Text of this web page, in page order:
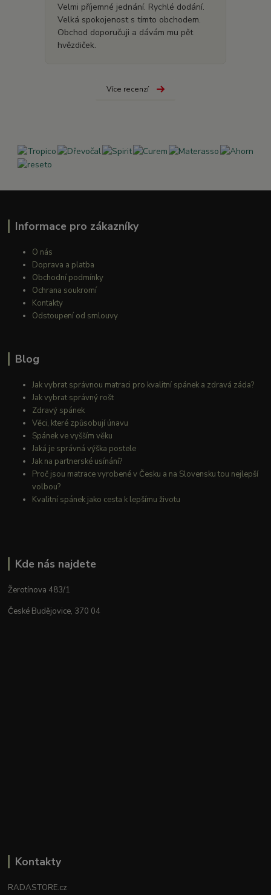
Velmi příjemné jednání. Rychlé dodání.
Velká spokojenost s tímto obchodem.
Obchod doporučuji a dávám mu pět
hvězdiček.
Více recenzí
Informace pro zákazníky
O nás
Doprava a platba
Obchodní podmínky
Ochrana soukromí
Kontakty
Odstoupení od smlouvy
Blog
Jak vybrat správnou matraci pro kvalitní spánek a zdravá záda?
Jak vybrat správný rošt
Zdravý spánek
Věci, které způsobují únavu
Spánek ve vyšším věku
Jaká je správná výška postele
Jak na partnerské usínání?
Proč jsou matrace vyrobené v Česku a na Slovensku tou nejlepší
volbou?
Kvalitní spánek jako cesta k lepšímu životu
Kde nás najdete
Žerotínova 483/1
České Budějovice, 370 04
Kontakty
RADASTORE.cz